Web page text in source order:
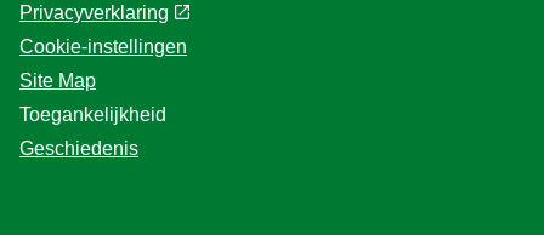
Privacyverklaring
Cookie-instellingen
Site Map
Toegankelijkheid
Geschiedenis